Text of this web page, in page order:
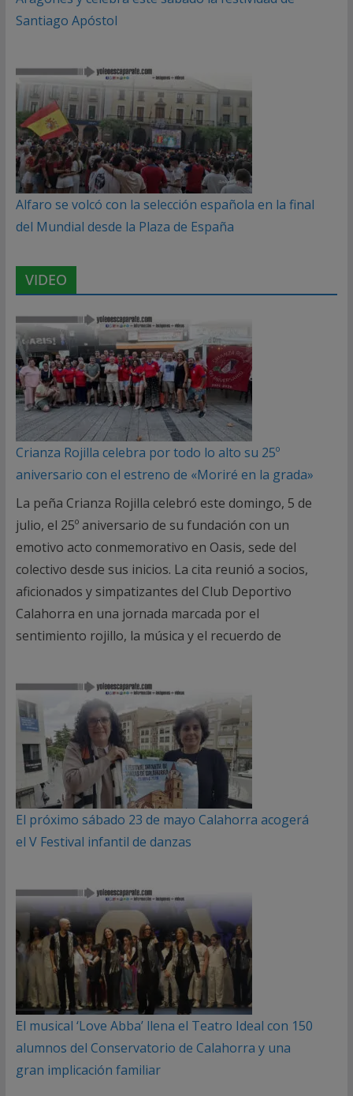
Santiago Apóstol
Alfaro se volcó con la selección española en la final
del Mundial desde la Plaza de España
VIDEO
Crianza Rojilla celebra por todo lo alto su 25º
aniversario con el estreno de «Moriré en la grada»
La peña Crianza Rojilla celebró este domingo, 5 de
julio, el 25º aniversario de su fundación con un
emotivo acto conmemorativo en Oasis, sede del
colectivo desde sus inicios. La cita reunió a socios,
aficionados y simpatizantes del Club Deportivo
Calahorra en una jornada marcada por el
sentimiento rojillo, la música y el recuerdo de
El próximo sábado 23 de mayo Calahorra acogerá
el V Festival infantil de danzas
El musical ‘Love Abba’ llena el Teatro Ideal con 150
alumnos del Conservatorio de Calahorra y una
gran implicación familiar